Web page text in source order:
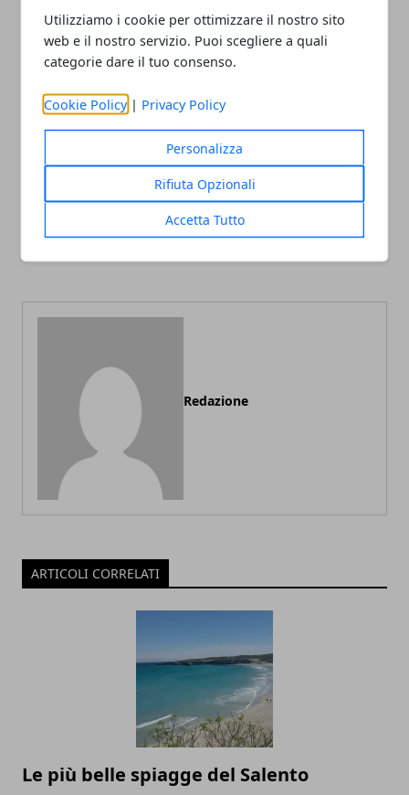
Utilizziamo i cookie per ottimizzare il nostro sito
web e il nostro servizio. Puoi scegliere a quali
categorie dare il tuo consenso.
Cookie Policy | Privacy Policy
Personalizza
Rifiuta Opzionali
Accetta Tutto
Facebook
TwitterWhatsapp
Le più belle spiagge del
Salento
Piano di Emergenza sul
Lavoro (PEM): cos'è e a cosa
serve
Redazione
ARTICOLI CORRELATI
Le più belle spiagge del Salento